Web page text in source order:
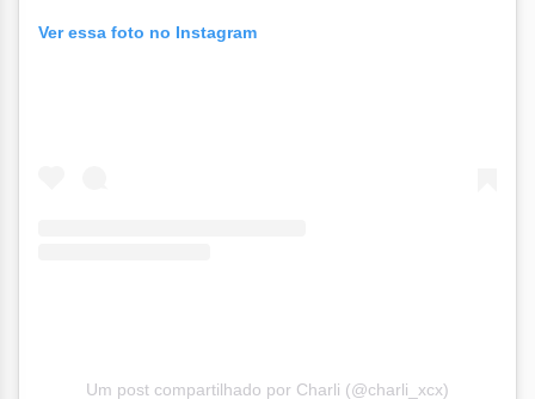
Ver essa foto no Instagram
Um post compartilhado por Charli (@charli_xcx)